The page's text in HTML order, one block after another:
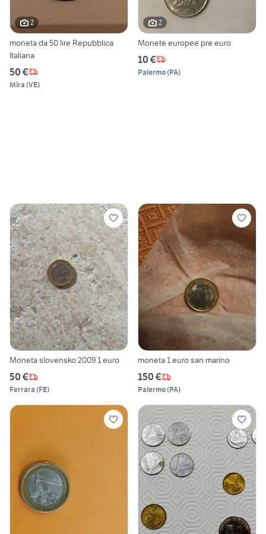
2
moneta da 50 lire Repubblica
Italiana
50 €
Mira (VE)
2
Monete europee pre euro
10 €
Palermo(PA)
Moneta slovensko 2009 1 euro
50 €
Ferrara (FE)
moneta 1 euro san marino
150 €
Palermo(PA)